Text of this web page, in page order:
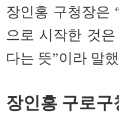
장인홍 구청장은
으로 시작한 것
다는 뜻”이라 말
장인홍 구로